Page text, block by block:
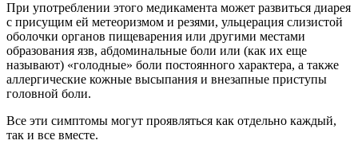
При употреблении этого медикамента может развиться диарея
с присущим ей метеоризмом и резями, ульцерация слизистой
оболочки органов пищеварения или другими местами
образования язв, абдоминальные боли или (как их еще
называют) «голодные» боли постоянного характера, а также
аллергические кожные высыпания и внезапные приступы
головной боли.
Все эти симптомы могут проявляться как отдельно каждый,
так и все вместе.